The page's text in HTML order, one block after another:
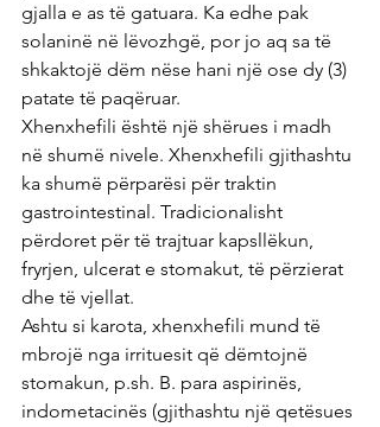
gjalla e as të gatuara. Ka edhe pak
solaninë në lëvozhgë, por jo aq sa të
shkaktojë dëm nëse hani një ose dy (3)
patate të paqëruar.
Xhenxhefili është një shërues i madh
në shumë nivele. Xhenxhefili gjithashtu
ka shumë përparësi për traktin
gastrointestinal. Tradicionalisht
përdoret për të trajtuar kapsllëkun,
fryrjen, ulcerat e stomakut, të përzierat
dhe të vjellat.
Ashtu si karota, xhenxhefili mund të
mbrojë nga irrituesit që dëmtojnë
stomakun, p.sh. B. para aspirinës,
indometacinës (gjithashtu një qetësues